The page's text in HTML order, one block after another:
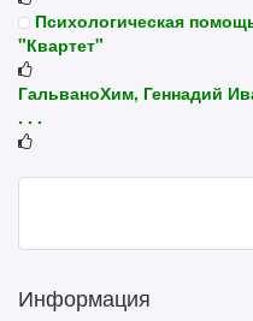
Психологическая
"Квартет"
ГальваноХим, Геннадий
. . .
Информация